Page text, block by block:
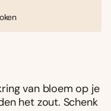
van bloem op je
het zout. Schenk